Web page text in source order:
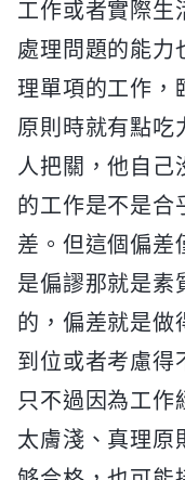
工作或者實際生
處理問題的能力
理單項的工作，
原則時就有點吃
人把關，他自己
的工作是不是合
差。但這個偏差
是偏謬那就是素
的，偏差就是做
到位或者考慮得
只不過因為工作
太膚淺、真理原